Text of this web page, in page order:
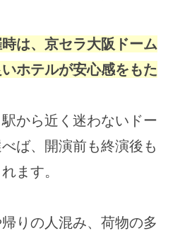
は、京セラ大阪ドーム
ホテルが安心感をもた
から近く迷わないドー
ば、開演前も終演後も
ます。
りの人混み、荷物の多